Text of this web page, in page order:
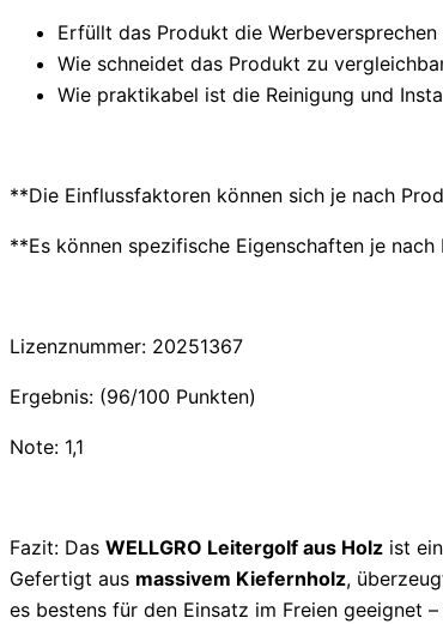
Erfüllt das Produkt die
Wie schneidet das Produkt zu
Wie praktikabel ist die Reinigung und
**Die Einflussfaktoren können sich je nach
**Es können spezifische Eigenschaften je
Lizenznummer: 20251367
Ergebnis: (96/100 Punkten)
Note: 1,1
Fazit: Das WELLGRO Leitergolf aus Holz ist
Gefertigt aus massivem Kiefernholz,
es bestens für den Einsatz im Freien geeignet